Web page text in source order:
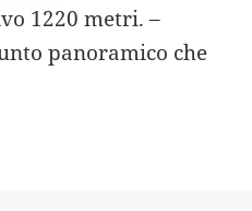
1220 metri. –
panoramico che
(CO).